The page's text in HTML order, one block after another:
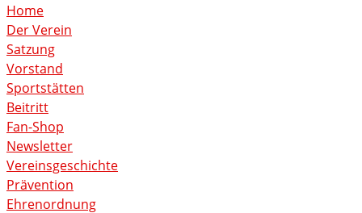
Home
Der Verein
Satzung
Vorstand
Sportstätten
Beitritt
Fan-Shop
Newsletter
Vereinsgeschichte
Prävention
Ehrenordnung